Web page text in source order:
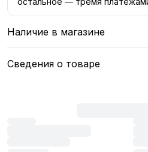
Наличие в магазине
Сведения о товаре